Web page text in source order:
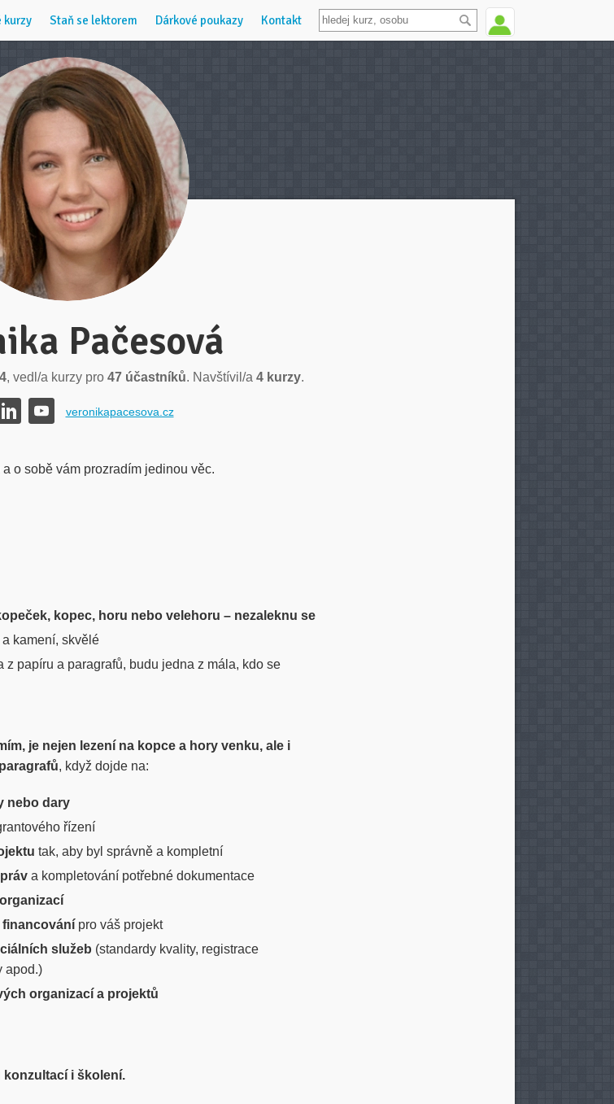
kurzy Staň se lektorem Dárkové poukazy Kontakt
Pačesová
, vedl/a kurzy pro 47 účastníků. Navštívil/a 4 kurzy.
veronikapacesova.cz
a o sobě vám prozradím jedinou věc.
kopec, horu nebo velehoru – nezaleknu se
kamení, skvělé
z papíru a paragrafů, budu jedna z mála, kdo se
je nejen lezení na kopce a hory venku, ale i
, když dojde na:
nebo dary
řízení
tak, aby byl správně a kompletní
a kompletování potřebné dokumentace
pro váš projekt
služeb (standardy kvality, registrace
apod.)
organizací a projektů
i školení.